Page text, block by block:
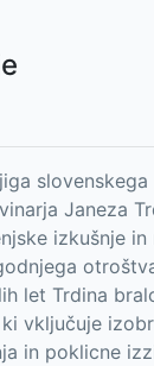
slovenskega
Janeza
izkušnje in
let Trdina
vključuje
in poklicne